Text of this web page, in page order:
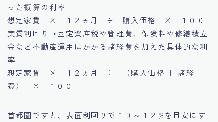
った概算の利率
想定家賃 × １２ヵ月 ÷ 購入価格 × １００
実質利回り→固定資産税や管理費、保険料や修繕積立
金など不動産運用にかかる諸経費を加えた具体的な利
率
想定家賃 × １２ヵ月 ÷ （購入価格 ＋ 諸経
費） × １００
首都圏ですと、表面利回りで１０～１２%を目安にす